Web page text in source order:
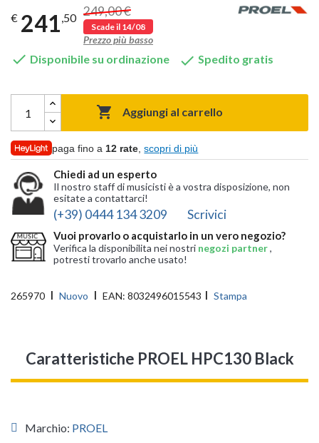
€ 241 ,50 249,00 €
Scade il 14/08
Prezzo più basso
 Disponibile su ordinazione  Spedito gratis
 Aggiungi al carrello
paga fino a 12 rate ,scopri di più
Chiedi ad un esperto
Il nostro staff di musicisti è a vostra disposizione, non
esitate a contattarci!
(+39) 0444 134 3209 Scrivici
Vuoi provarlo o acquistarlo in un vero negozio?
Verifica la disponibilita nei nostri negozi partner,
potresti trovarlo anche usato!
265970 Nuovo EAN: 8032496015543 Stampa
Caratteristiche PROEL HPC130 Black
Marchio: PROEL